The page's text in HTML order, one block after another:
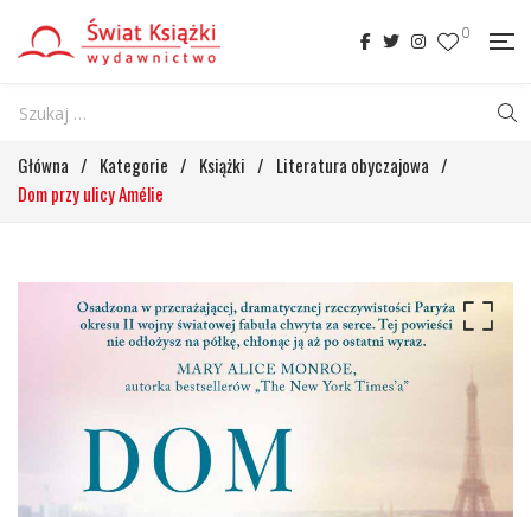
0
Główna / Kategorie / Książki / Literatura obyczajowa /
Dom przy ulicy Amélie